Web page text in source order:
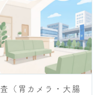
（胃カメラ・大腸